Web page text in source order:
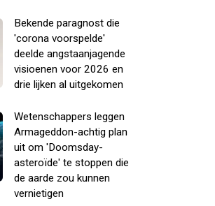
Bekende paragnost die
'corona voorspelde'
deelde angstaanjagende
visioenen voor 2026 en
drie lijken al uitgekomen
Wetenschappers leggen
Armageddon-achtig plan
uit om 'Doomsday-
asteroïde' te stoppen die
de aarde zou kunnen
vernietigen